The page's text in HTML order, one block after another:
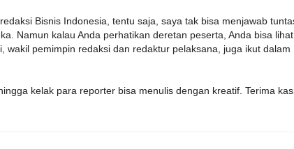
Bisnis Indonesia, tentu saja, saya tak bisa menjawab
Namun kalau Anda perhatikan deretan peserta, Anda bisa lihat
pemimpin redaksi dan redaktur pelaksana, juga ikut dalam
kelak para reporter bisa menulis dengan kreatif. Terima